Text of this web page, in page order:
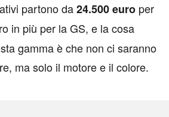
partono da24.500 euro per
in più per la GS, e la cosa
gamma è che non ci saranno
ma solo il motore e il colore.